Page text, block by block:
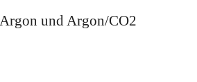
und Argon/CO2